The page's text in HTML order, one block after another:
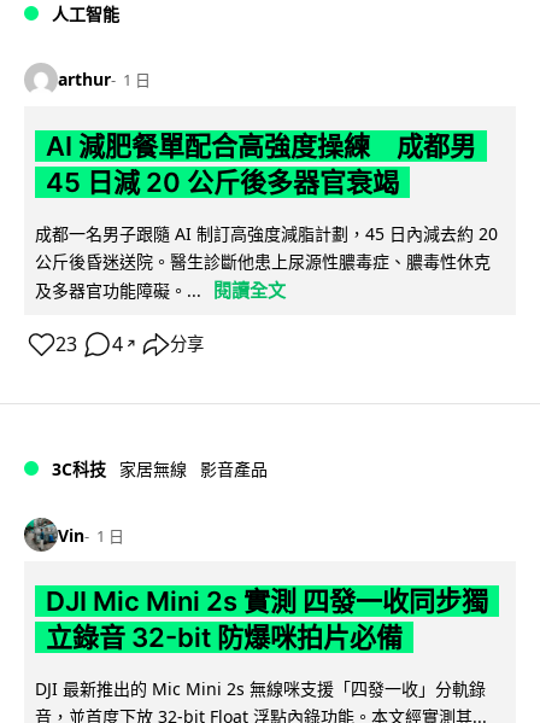
人工智能
arthur 1 日
AI 減肥餐單配合高強度操練 成都男
45 日減 20 公斤後多器官衰竭
成都一名男子跟隨 AI 制訂高強度減脂計劃，45 日內減去約 20
公斤後昏迷送院。醫生診斷他患上尿源性膿毒症、膿毒性休克
及多器官功能障礙。...
閱讀全文
23 4 ↗ 分享
3C科技 家居無線 影音產品
Vin 1 日
DJI Mic Mini 2s 實測 四發一收同步獨
立錄音 32-bit 防爆咪拍片必備
DJI 最新推出的 Mic Mini 2s 無線咪支援「四發一收」分軌錄
音，並首度下放 32-bit Float 浮點內錄功能。本文經實測其...